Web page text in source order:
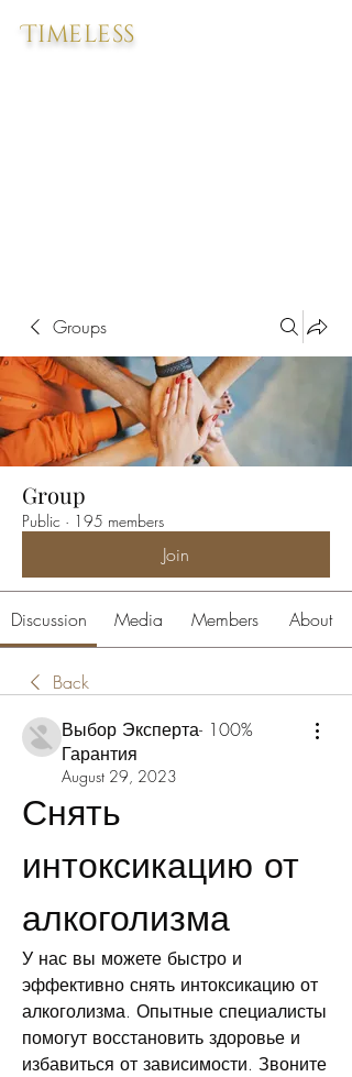
Timeless
Groups
Group
Public · 195 members
Join
Discussion Media Members About
Back
Выбор Эксперта- 100%
Гарантия
August 29, 2023
Снять
интоксикацию от
алкоголизма
У нас вы можете быстро и
эффективно снять интоксикацию от
алкоголизма. Опытные специалисты
помогут восстановить здоровье и
избавиться от зависимости. Звоните